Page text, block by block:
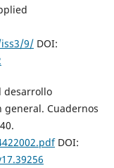
9/DOI:
desarrollo
general. Cuadernos
DOI: